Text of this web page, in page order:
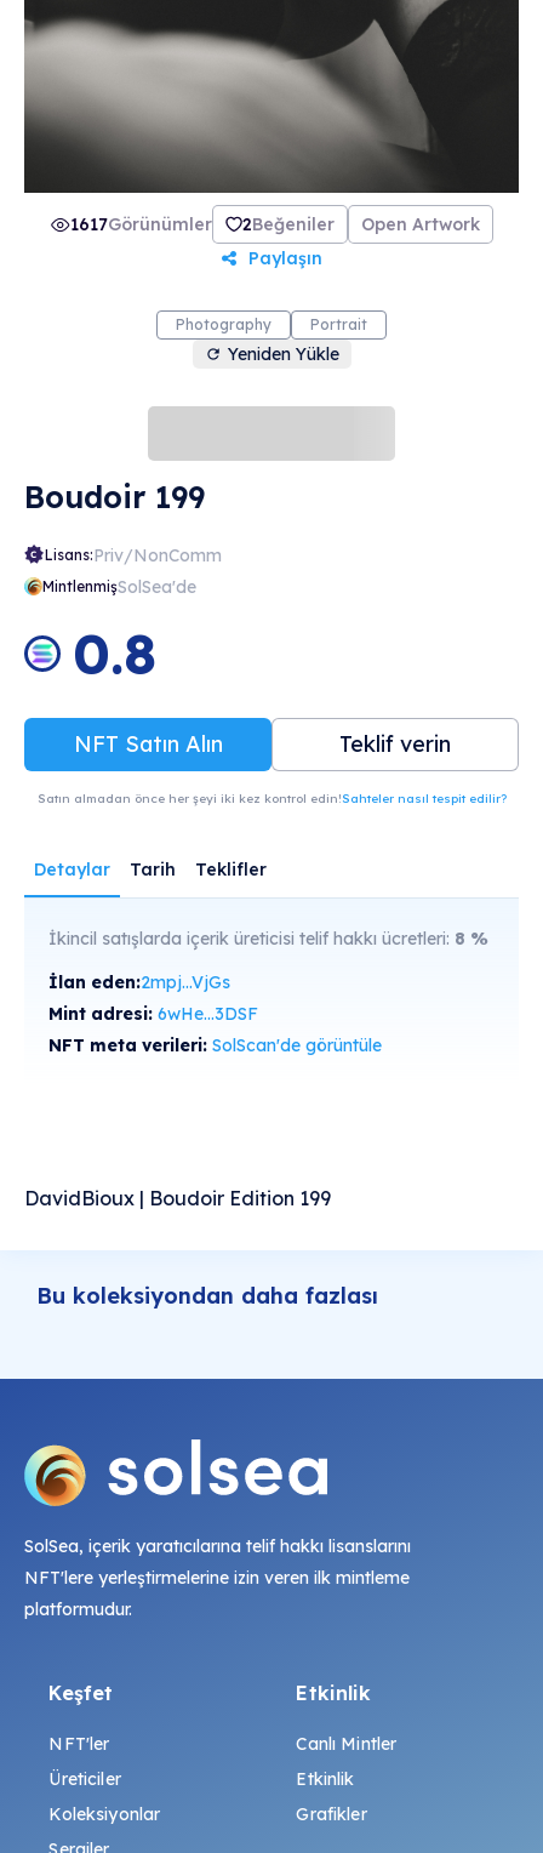
1617Görünümler 2Beğeniler
Open Artwork
Paylaşın
Photography Portrait
Yeniden Yükle
Boudoir 199
Lisans:Priv/NonComm
MintlenmişSolSea'de
0.8
NFT Satın Alın Teklif verin
Satın almadan önce her şeyi iki kez kontrol edin!Sahteler nasıl tespit edilir?
Detaylar Tarih Teklifler
İkincil satışlarda içerik üreticisi telif hakkı ücretleri: 8 %
İlan eden:2mpj...VjGs
Mint adresi: 6wHe...3DSF
NFT meta verileri: SolScan'de görüntüle
DavidBioux | Boudoir Edition 199
Bu koleksiyondan daha fazlası
SolSea, içerik yaratıcılarına telif hakkı lisanslarını
NFT'lere yerleştirmelerine izin veren ilk mintleme
platformudur.
Keşfet
NFT'ler
Üreticiler
Koleksiyonlar
Etkinlik
Canlı Mintler
Etkinlik
Grafikler